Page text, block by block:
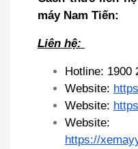
máy Nam Tiến:
Liên hệ:
Hotline: 1900
Website:
Website:
Website:
https://